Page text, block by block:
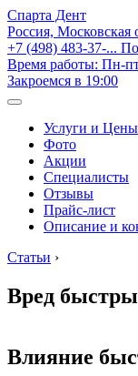
Спарта Дент
Россия, Московская
+7 (498) 483-37-...
Время работы: Пн-
Закроемся в 19:00
Услуги и Цены
Фото
Акции
Специалисты
Отзывы
Прайс-лист
Описание и
Статьи ›
Вред
Влияние